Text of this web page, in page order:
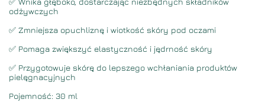
odżywczych
✅ Zmniejsza opuchliznę i wiotkość skóry pod oczami
✅ Pomaga zwiększyć elastyczność i jędrność skóry
✅ Przygotowuje skórę do lepszego wchłaniania produktów
pielęgnacyjnych
Pojemność: 30 ml